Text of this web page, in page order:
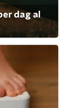
dag al